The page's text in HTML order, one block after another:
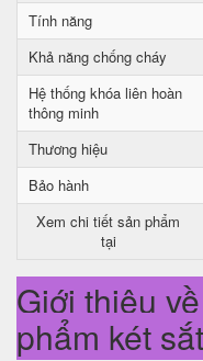
Tính năng
Khả năng chống cháy
Hệ thống khóa liên hoàn
thông minh
Thương hiệu
Bảo hành
Xem chi tiết sản phẩm
tại
Giới thiệu
phẩm két sắt